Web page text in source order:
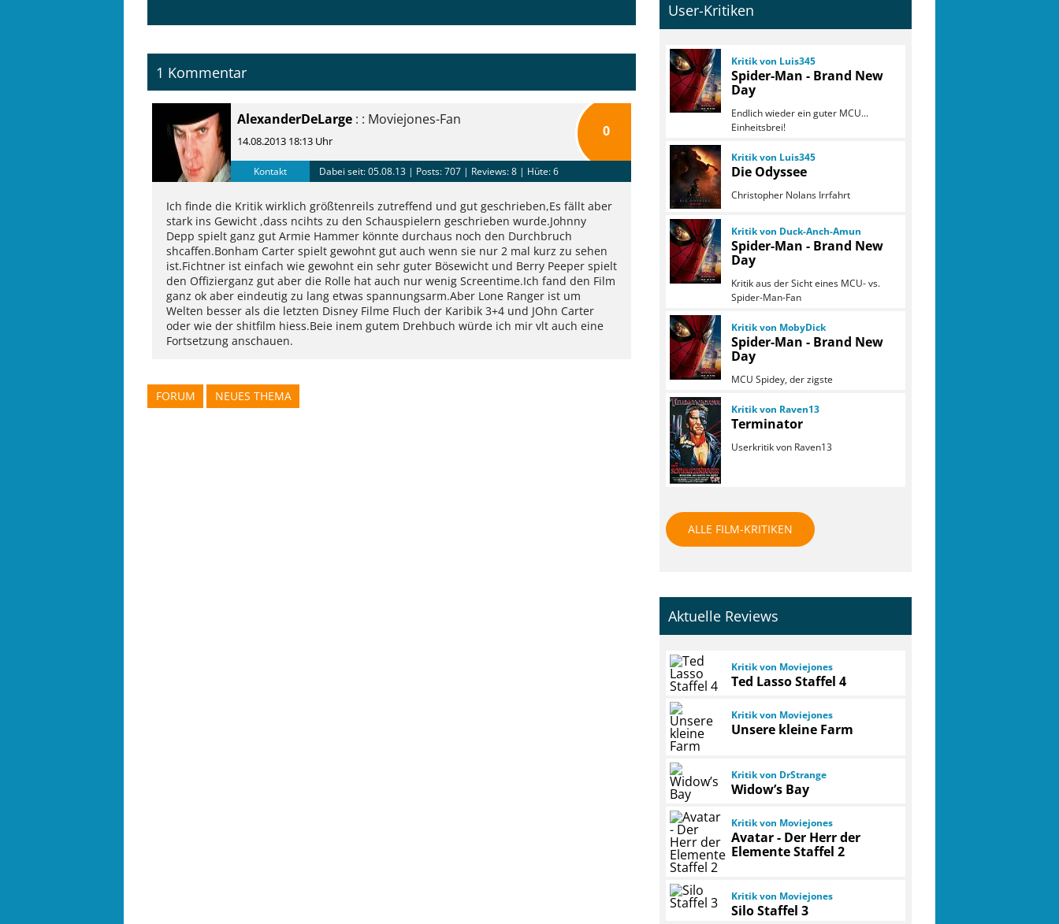
1 Kommentar
AlexanderDeLarge : : Moviejones-Fan
14.08.2013 18:13 Uhr
0
Kontakt Dabei seit: 05.08.13 | Posts: 707 | Reviews: 8 | Hüte: 6
Ich finde die Kritik wirklich größtenreils zutreffend und gut geschrieben,Es fällt aber
stark ins Gewicht ,dass ncihts zu den Schauspielern geschrieben wurde.Johnny
Depp spielt ganz gut Armie Hammer könnte durchaus noch den Durchbruch
shcaffen.Bonham Carter spielt gewohnt gut auch wenn sie nur 2 mal kurz zu sehen
ist.Fichtner ist einfach wie gewohnt ein sehr guter Bösewicht und Berry Peeper spielt
den Offizierganz gut aber die Rolle hat auch nur wenig Screentime.Ich fand den Film
ganz ok aber eindeutig zu lang etwas spannungsarm.Aber Lone Ranger ist um
Welten besser als die letzten Disney Filme Fluch der Karibik 3+4 und JOhn Carter
oder wie der shitfilm hiess.Beie inem gutem Drehbuch würde ich mir vlt auch eine
Fortsetzung anschauen.
FORUM NEUES THEMA
User-Kritiken
Kritik von Luis345
Spider-Man - Brand New
Day
Endlich wieder ein guter MCU...
Einheitsbrei!
Kritik von Luis345
Die Odyssee
Christopher Nolans Irrfahrt
Kritik von Duck-Anch-Amun
Spider-Man - Brand New
Day
Kritik aus der Sicht eines MCU- vs.
Spider-Man-Fan
Kritik von MobyDick
Spider-Man - Brand New
Day
MCU Spidey, der zigste
Kritik von Raven13
Terminator
Userkritik von Raven13
ALLE FILM-KRITIKEN
Aktuelle Reviews
Kritik von Moviejones
Ted Lasso Staffel 4
Kritik von Moviejones
Unsere kleine Farm
Kritik von DrStrange
Widow’s Bay
Kritik von Moviejones
Avatar - Der Herr der
Elemente Staffel 2
Kritik von Moviejones
Silo Staffel 3